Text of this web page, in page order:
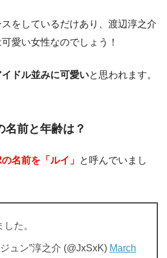
をしているだけあり、渡辺淳之介
愛い女性なのでしょう！
ドル並みに可愛いと思われます。
名前と年齢は？
名前を「ルイ」 と呼んでいまし
た。
ュン”淳之介 (@JxSxK) March